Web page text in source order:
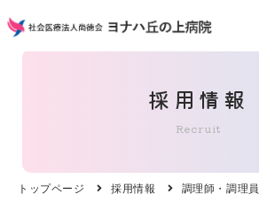
採用情報
Recruit
トップページ 採用情報 調理師・調理員